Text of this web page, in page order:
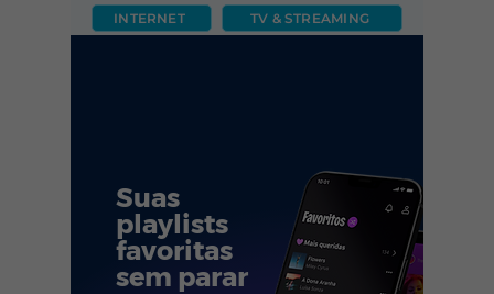
INTERNET TV & STREAMING
Suas
playlists
favoritas
sem parar